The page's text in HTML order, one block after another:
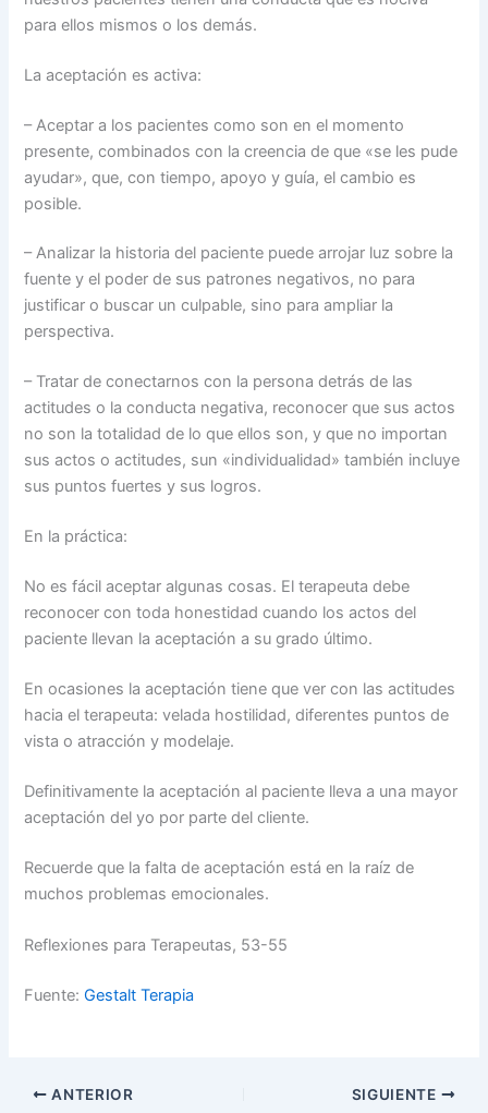
para ellos mismos o los demás.
La aceptación es activa:
– Aceptar a los pacientes como son en el momento
presente, combinados con la creencia de que «se les pude
ayudar», que, con tiempo, apoyo y guía, el cambio es
posible.
– Analizar la historia del paciente puede arrojar luz sobre la
fuente y el poder de sus patrones negativos, no para
justificar o buscar un culpable, sino para ampliar la
perspectiva.
– Tratar de conectarnos con la persona detrás de las
actitudes o la conducta negativa, reconocer que sus actos
no son la totalidad de lo que ellos son, y que no importan
sus actos o actitudes, sun «individualidad» también incluye
sus puntos fuertes y sus logros.
En la práctica:
No es fácil aceptar algunas cosas. El terapeuta debe
reconocer con toda honestidad cuando los actos del
paciente llevan la aceptación a su grado último.
En ocasiones la aceptación tiene que ver con las actitudes
hacia el terapeuta: velada hostilidad, diferentes puntos de
vista o atracción y modelaje.
Definitivamente la aceptación al paciente lleva a una mayor
aceptación del yo por parte del cliente.
Recuerde que la falta de aceptación está en la raíz de
muchos problemas emocionales.
Reflexiones para Terapeutas, 53-55
Fuente:Gestalt Terapia
ANTERIOR SIGUIENTE